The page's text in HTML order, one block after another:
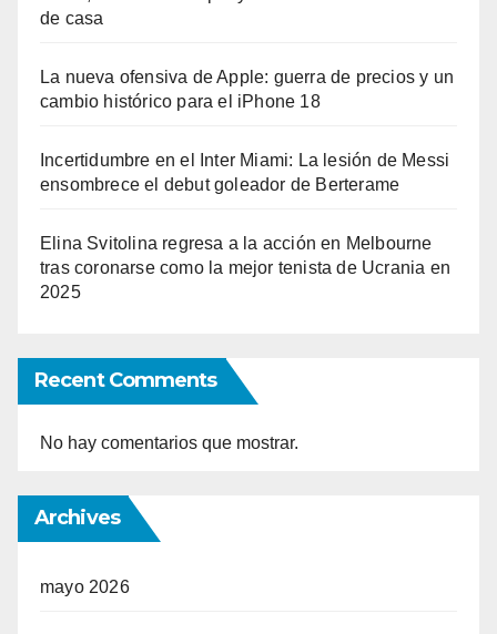
de casa
La nueva ofensiva de Apple: guerra de precios y un
cambio histórico para el iPhone 18
Incertidumbre en el Inter Miami: La lesión de Messi
ensombrece el debut goleador de Berterame
Elina Svitolina regresa a la acción en Melbourne
tras coronarse como la mejor tenista de Ucrania en
2025
Recent Comments
No hay comentarios que mostrar.
Archives
mayo 2026